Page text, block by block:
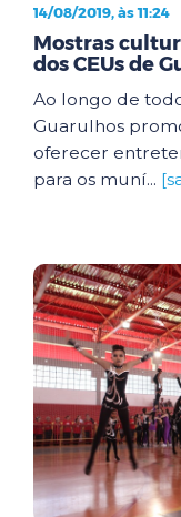
14/08/2019, às 11:24
Mostras
dos CEUs de
Ao longo de
Guarulhos
oferecer
para os muní...